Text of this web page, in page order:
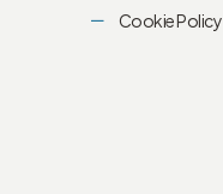
Cookie Policy